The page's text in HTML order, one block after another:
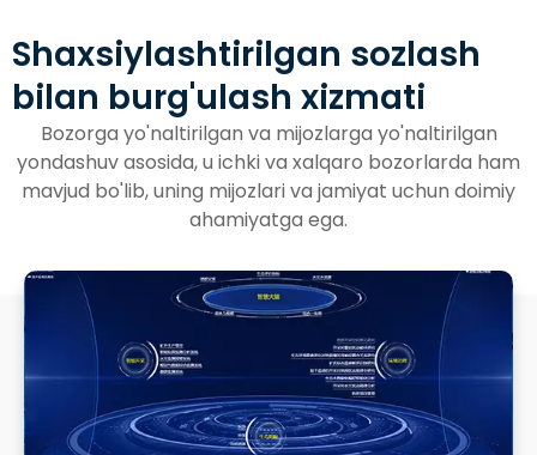
Shaxsiylashtirilgan sozlash
bilan burg'ulash xizmati
Bozorga yo'naltirilgan va mijozlarga yo'naltirilgan
yondashuv asosida, u ichki va xalqaro bozorlarda ham
mavjud bo'lib, uning mijozlari va jamiyat uchun doimiy
ahamiyatga ega.